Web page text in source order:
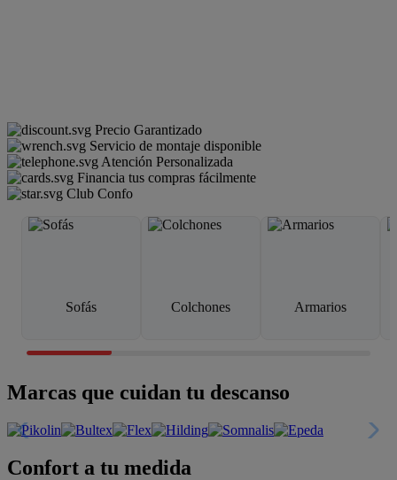
Precio Garantizado
Servicio de montaje disponible
Atención Personalizada
Financia tus compras fácilmente
Club Confo
Sofás Colchones Armarios
Marcas que cuidan tu descanso
Confort a tu medida